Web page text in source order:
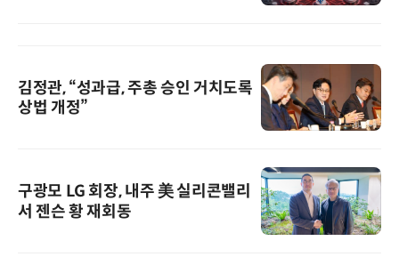
김정관, “성과급, 주총 승인 거치도록
상법 개정”
구광모 LG 회장, 내주 美 실리콘밸리
서 젠슨 황 재회동